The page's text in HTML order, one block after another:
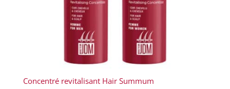
Concentré revitalisant Hair Summum